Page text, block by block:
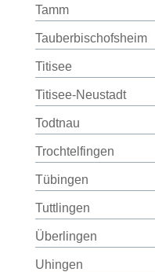
Tamm
Tauberbischofsheim
Titisee
Titisee-Neustadt
Todtnau
Trochtelfingen
Tübingen
Tuttlingen
Überlingen
Uhingen